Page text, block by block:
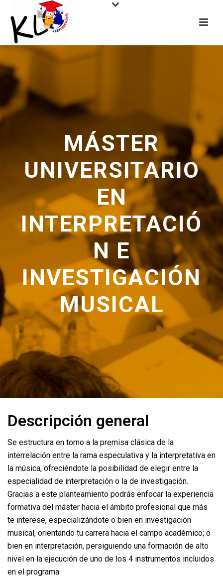
MÁSTER
UNIVERSITARIO
EN
INTERPRETACIÓ
N E
INVESTIGACIÓN
MUSICAL
Descripción general
Se estructura en torno a la premisa clásica de la
interrelación entre la rama especulativa y la interpretativa en
la música, ofreciéndote la posibilidad de elegir entre la
especialidad de interpretación o la de investigación.
Gracias a este planteamiento podrás enfocar la experiencia
formativa del máster hacia el ámbito profesional que más
te interese, especializándote o bien en investigación
musical, orientando tu carrera hacia el campo académico; o
bien en interpretación, persiguiendo una formación de alto
nivel en la ejecución de uno de los 4 instrumentos incluidos
en el programa.